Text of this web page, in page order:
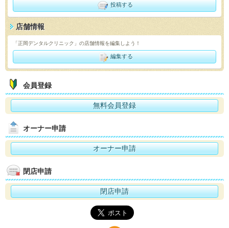
投稿する
店舗情報
「正岡デンタルクリニック」の店舗情報を編集しよう！
編集する
会員登録
無料会員登録
オーナー申請
オーナー申請
閉店申請
閉店申請